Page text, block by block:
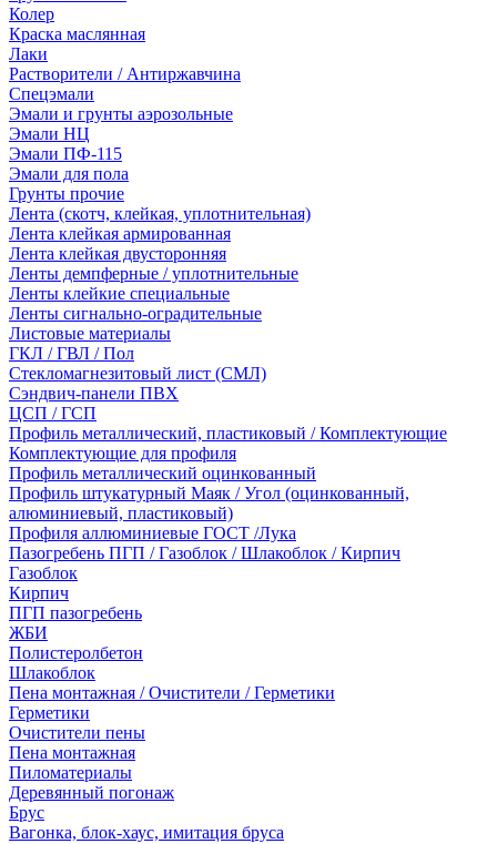
Колер
Краска маслянная
Лаки
Растворители / Антиржавчина
Спецэмали
Эмали и грунты аэрозольные
Эмали НЦ
Эмали ПФ-115
Эмали для пола
Грунты прочие
Лента (скотч, клейкая, уплотнительная)
Лента клейкая армированная
Лента клейкая двусторонняя
Ленты демпферные / уплотнительные
Ленты клейкие специальные
Ленты сигнально-оградительные
Листовые материалы
ГКЛ / ГВЛ / Пол
Стекломагнезитовый лист (СМЛ)
Сэндвич-панели ПВХ
ЦСП / ГСП
Профиль металлический, пластиковый / Комплектующие
Комплектующие для профиля
Профиль металлический оцинкованный
Профиль штукатурный Маяк / Угол (оцинкованный,
алюминиевый, пластиковый)
Профиля аллюминиевые ГОСТ /Лука
Пазогребень ПГП / Газоблок / Шлакоблок / Кирпич
Газоблок
Кирпич
ПГП пазогребень
ЖБИ
Полистеролбетон
Шлакоблок
Пена монтажная / Очистители / Герметики
Герметики
Очистители пены
Пена монтажная
Пиломатериалы
Деревянный погонаж
Брус
Вагонка, блок-хаус, имитация бруса